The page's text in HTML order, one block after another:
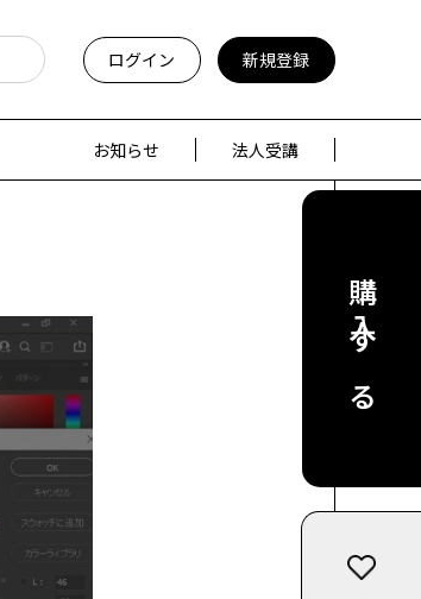
ログイン 新規登録
お知らせ 法人受講
購入する